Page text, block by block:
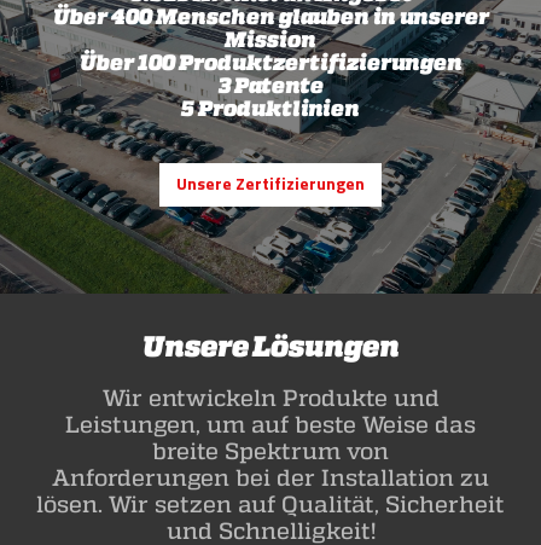
Über 400 Menschen glauben in unserer
Mission
Über 100 Produktzertifizierungen
3 Patente
5 Produktlinien
Unsere Zertifizierungen
Unsere Lösungen
Wir entwickeln Produkte und
Leistungen, um auf beste Weise das
breite Spektrum von
Anforderungen bei der Installation zu
lösen. Wir setzen auf Qualität, Sicherheit
und Schnelligkeit!